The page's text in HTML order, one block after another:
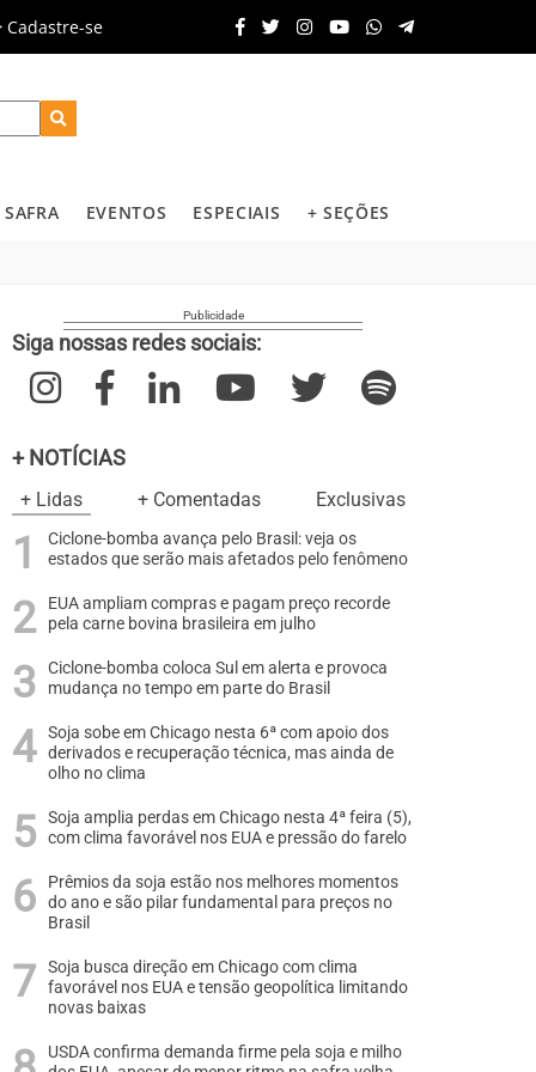
Cadastre-se
SAFRA EVENTOS ESPECIAIS + SEÇÕES
Siga nossas redes sociais:
+ NOTÍCIAS
+ Lidas + Comentadas Exclusivas
Ciclone-bomba avança pelo Brasil: veja os
estados que serão mais afetados pelo fenômeno
EUA ampliam compras e pagam preço recorde
pela carne bovina brasileira em julho
Ciclone-bomba coloca Sul em alerta e provoca
mudança no tempo em parte do Brasil
Soja sobe em Chicago nesta 6ª com apoio dos
derivados e recuperação técnica, mas ainda de
olho no clima
Soja amplia perdas em Chicago nesta 4ª feira (5),
com clima favorável nos EUA e pressão do farelo
Prêmios da soja estão nos melhores momentos
do ano e são pilar fundamental para preços no
Brasil
Soja busca direção em Chicago com clima
favorável nos EUA e tensão geopolítica limitando
novas baixas
USDA confirma demanda firme pela soja e milho